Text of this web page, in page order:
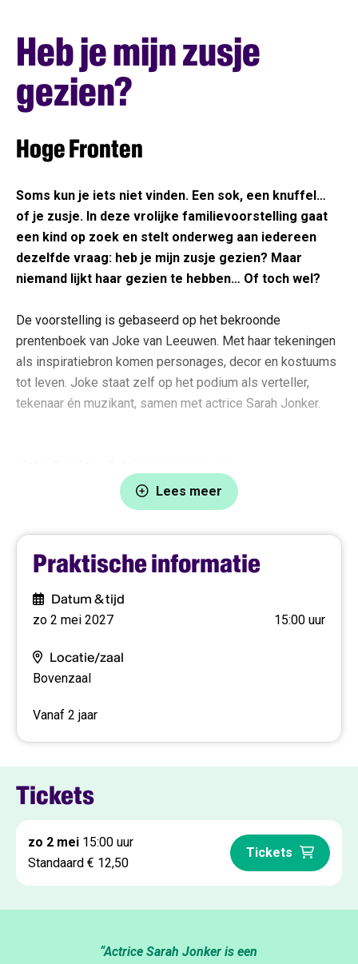
Heb je mijn zusje
gezien?
Hoge Fronten
Soms kun je iets niet vinden. Een sok, een knuffel…
of je zusje. In deze vrolijke familievoorstelling gaat
een kind op zoek en stelt onderweg aan iedereen
dezelfde vraag: heb je mijn zusje gezien? Maar
niemand lijkt haar gezien te hebben… Of toch wel?
De voorstelling is gebaseerd op het bekroonde
prentenboek van Joke van Leeuwen. Met haar tekeningen
als inspiratiebron komen personages, decor en kostuums
tot leven. Joke staat zelf op het podium als verteller,
tekenaar én muzikant, samen met actrice Sarah Jonker.
Theatermaker Lieke Benders werkt al langer succesvol
samen met Joke van Leeuwen. Zo baseerde ze de
2013) op het gelijknamige boek en schreef Joke voor niet
vergeten een nieuwe tekst. In Heb je mijn zusje gezien?
en in Hoeheettut, genomineerd voor de PodiumKids
Publieksprijs 2024, staat Joke van Leeuwen zelf op het
Speciaal voor het seizoen 2026–2027 keert Heb je mijn
door Nederland en Vlaanderen – voor een nieuwe
generatie 2,5-jarigen.
Lees meer
Praktische informatie
Datum & tijd
zo 2 mei 2027 15:00 uur
Locatie/zaal
Bovenzaal
Vanaf 2 jaar
Tickets
zo 2 mei 15:00 uur
Standaard € 12,50
Tickets
“Actrice Sarah Jonker is een